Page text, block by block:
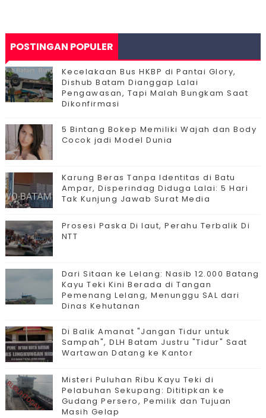
POSTINGAN POPULER
Kecelakaan Bus HKBP di Pantai Glory,
Dishub Batam Dianggap Lalai
Pengawasan, Tapi Malah Bungkam Saat
Dikonfirmasi
5 Bintang Bokep Memiliki Wajah dan Body
Cocok jadi Model Dunia
Karung Beras Tanpa Identitas di Batu
Ampar, Disperindag Diduga Lalai: 5 Hari
Tak Kunjung Jawab Surat Media
Prosesi Paska Di laut, Perahu Terbalik Di
NTT
Dari Sitaan ke Lelang: Nasib 12.000 Batang
Kayu Teki Kini Berada di Tangan
Pemenang Lelang, Menunggu SAL dari
Dinas Kehutanan
Di Balik Amanat "Jangan Tidur untuk
Sampah", DLH Batam Justru "Tidur" Saat
Wartawan Datang ke Kantor
Misteri Puluhan Ribu Kayu Teki di
Pelabuhan Sekupang: Dititipkan ke
Gudang Persero, Pemilik dan Tujuan
Masih Gelap